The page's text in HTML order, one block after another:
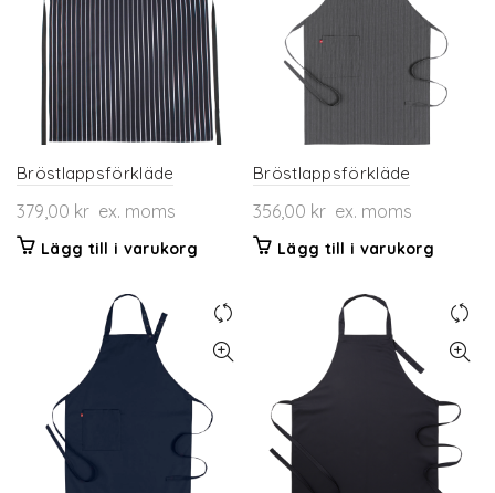
Bröstlappsförkläde
379,00 kr ex. moms
Lägg till i varukorg
Bröstlappsförkläde
356,00 kr ex. moms
Lägg till i varukorg